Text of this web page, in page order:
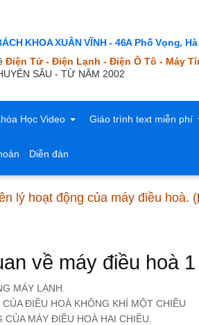
KHOA XUÂN VĨNH - 46A Phố Vọng,
Điện Tử - Điện Lạnh - Điện Ô Tô - Máy
SÂU - TỪ NĂM 2002
Học Video Giáo trình text miễn phí
Diễn đàn
lý hoạt động của máy điều hoà. (
về máy điều hoà
MÁY LẠNH.
ĐIỀU HOÀ KHÔNG KHÍ MỘT CHIỀU
MÁY ĐIỀU HOÀ HAI CHIỀU.